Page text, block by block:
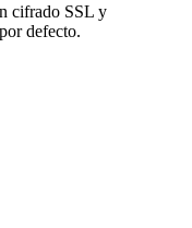
cifrado SSL y
defecto.